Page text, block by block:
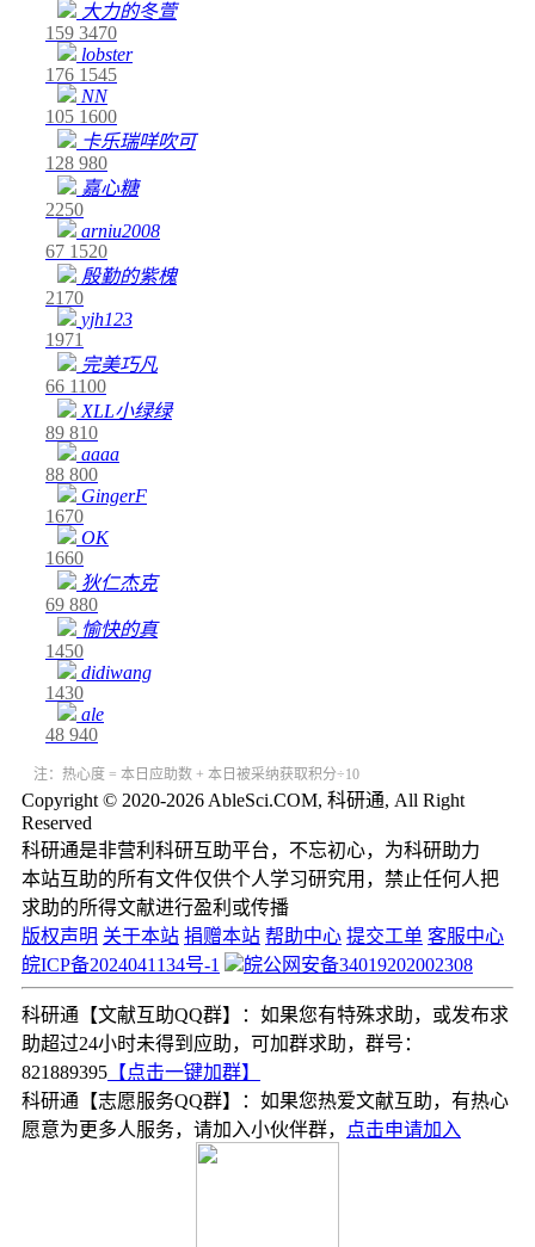
大力的冬萱
159 3470
lobster
176 1545
NN
105 1600
卡乐瑞咩吹可
128 980
嘉心糖
2250
arniu2008
67 1520
殷勤的紫槐
2170
yjh123
1971
完美巧凡
66 1100
XLL小绿绿
89 810
aaaa
88 800
GingerF
1670
OK
1660
狄仁杰克
69 880
愉快的真
1450
didiwang
1430
ale
48 940
注：热心度 = 本日应助数 + 本日被采纳获取积分÷10
Copyright © 2020-2026 AbleSci.COM, 科研通, All Right
Reserved
科研通是非营利科研互助平台，不忘初心，为科研助力
本站互助的所有文件仅供个人学习研究用，禁止任何人把
求助的所得文献进行盈利或传播
版权声明 关于本站 捐赠本站 帮助中心 提交工单 客服中心
皖ICP备2024041134号-1
皖公网安备34019202002308
科研通【文献互助QQ群】：如果您有特殊求助，或发布求
助超过24小时未得到应助，可加群求助，群号：
821889395 【点击一键加群】
科研通【志愿服务QQ群】：如果您热爱文献互助，有热心
愿意为更多人服务，请加入小伙伴群，
点击申请加入